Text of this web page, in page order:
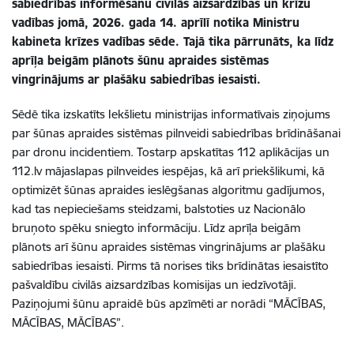
sabiedrības informēšanu civilās aizsardzības un krīžu
vadības jomā, 2026. gada 14. aprīlī notika Ministru
kabineta krīzes vadības sēde. Tajā tika pārrunāts, ka līdz
aprīļa beigām plānots šūnu apraides sistēmas
vingrinājums ar plašāku sabiedrības iesaisti.
Sēdē tika izskatīts Iekšlietu ministrijas informatīvais ziņojums
par šūnas apraides sistēmas pilnveidi sabiedrības brīdināšanai
par dronu incidentiem. Tostarp apskatītas 112 aplikācijas un
112.lv mājaslapas pilnveides iespējas, kā arī priekšlikumi, kā
optimizēt šūnas apraides ieslēgšanas algoritmu gadījumos,
kad tas nepieciešams steidzami, balstoties uz Nacionālo
bruņoto spēku sniegto informāciju. Līdz aprīļa beigām
plānots arī šūnu apraides sistēmas vingrinājums ar plašāku
sabiedrības iesaisti. Pirms tā norises tiks brīdinātas iesaistīto
pašvaldību civilās aizsardzības komisijas un iedzīvotāji.
Paziņojumi šūnu apraidē būs apzīmēti ar norādi “MĀCĪBAS,
MĀCĪBAS, MĀCĪBAS”.